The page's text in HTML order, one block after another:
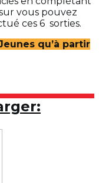
vous pouvez
ces 6 sorties.
qu’à partir